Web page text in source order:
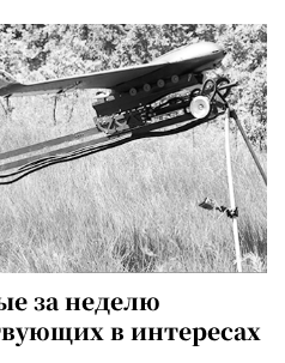
за неделю
в интересах